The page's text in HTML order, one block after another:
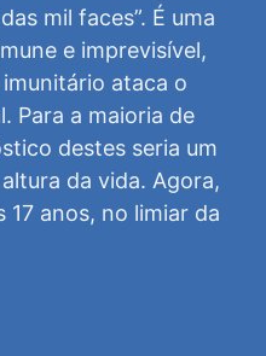
mil faces”. É uma
e imprevisível,
ataca o
Para a maioria de
destes seria um
da vida. Agora,
17 anos, no limiar da